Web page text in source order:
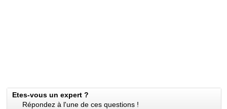
Etes-vous un expert ?
Répondez à l'une de ces questions !